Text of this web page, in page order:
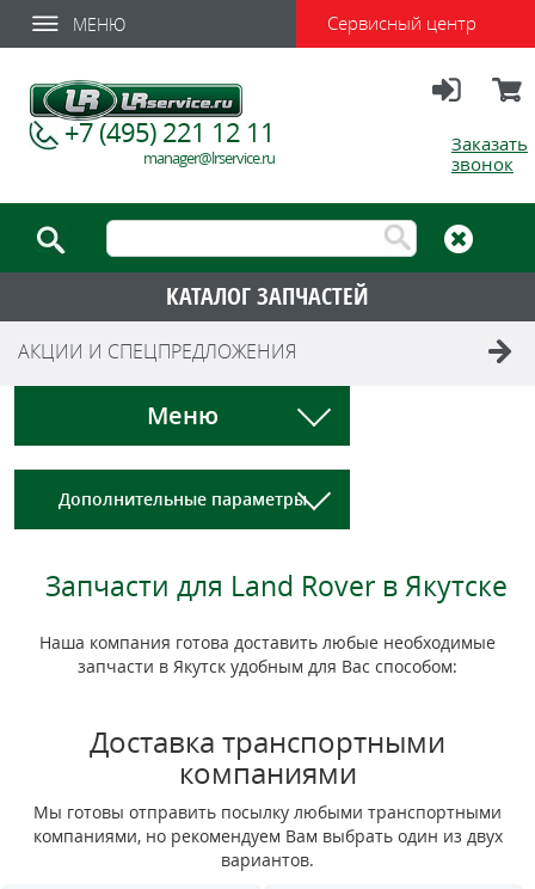
МЕНЮ Сервисный центр
Заказать
звонок
+7 (495) 221 12 11
manager@lrservice.ru
КАТАЛОГ ЗАПЧАСТЕЙ
АКЦИИ И СПЕЦПРЕДЛОЖЕНИЯ
Меню
Дополнительные параметры
Запчасти для Land Rover в Якутске
Наша компания готова доставить любые необходимые
запчасти в Якутск удобным для Вас способом:
Доставка транспортными
компаниями
Мы готовы отправить посылку любыми транспортными
компаниями, но рекомендуем Вам выбрать один из двух
вариантов.